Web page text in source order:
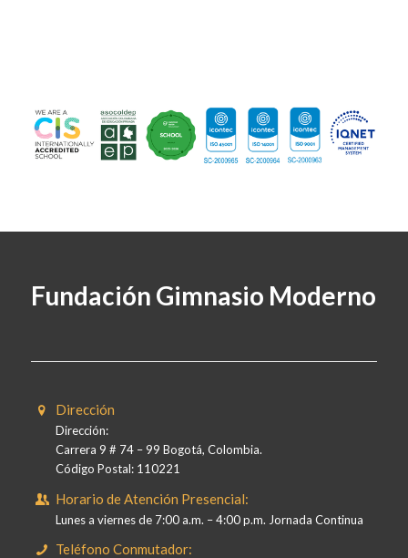
Fundación Gimnasio Moderno
Dirección
Dirección:
Carrera 9 # 74 – 99 Bogotá, Colombia.
Código Postal: 110221
Horario de Atención Presencial:
Lunes a viernes de 7:00 a.m. – 4:00 p.m. Jornada Continua
Teléfono Conmutador: